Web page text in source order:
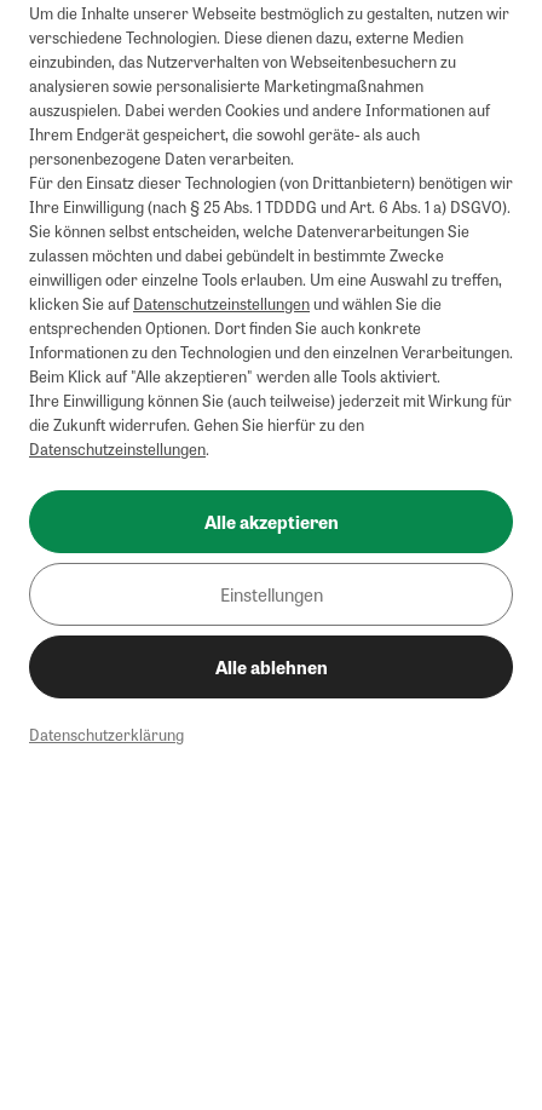
Um die Inhalte unserer Webseite bestmöglich zu gestalten, nutzen wir
verschiedene Technologien. Diese dienen dazu, externe Medien
einzubinden, das Nutzerverhalten von Webseitenbesuchern zu
analysieren sowie personalisierte Marketingmaßnahmen
auszuspielen. Dabei werden Cookies und andere Informationen auf
Ihrem Endgerät gespeichert, die sowohl geräte- als auch
personenbezogene Daten verarbeiten.
Für den Einsatz dieser Technologien (von Drittanbietern) benötigen wir
Ihre Einwilligung (nach § 25 Abs. 1 TDDDG und Art. 6 Abs. 1 a) DSGVO).
Sie können selbst entscheiden, welche Datenverarbeitungen Sie
zulassen möchten und dabei gebündelt in bestimmte Zwecke
einwilligen oder einzelne Tools erlauben. Um eine Auswahl zu treffen,
klicken Sie aufDatenschutzeinstellungenund wählen Sie die
entsprechenden Optionen. Dort finden Sie auch konkrete
Informationen zu den Technologien und den einzelnen Verarbeitungen.
Beim Klick auf "Alle akzeptieren" werden alle Tools aktiviert.
Ihre Einwilligung können Sie (auch teilweise) jederzeit mit Wirkung für
die Zukunft widerrufen. Gehen Sie hierfür zu den
Datenschutzeinstellungen.
Alle akzeptieren
Einstellungen
Alle ablehnen
Datenschutzerklärung